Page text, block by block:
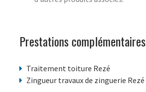
Prestations
Traitement toiture Rezé
Zingueur travaux de zinguerie Rezé